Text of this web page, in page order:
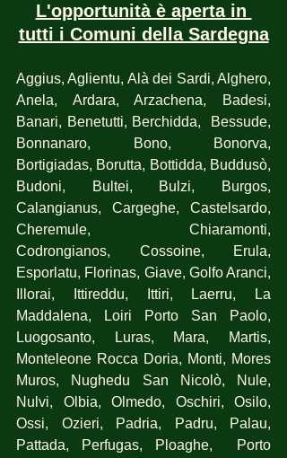
L'opportunità è aperta in
tutti i Comuni della Sardegna
Aggius, Aglientu, Alà dei Sardi, Alghero,
Anela, Ardara, Arzachena, Badesi,
Banari, Benetutti, Berchidda,  Bessude,
Bonnanaro, Bono, Bonorva,
Bortigiadas, Borutta, Bottidda, Buddusò,
Budoni, Bultei, Bulzi, Burgos,
Calangianus, Cargeghe, Castelsardo,
Cheremule, Chiaramonti,
Codrongianos, Cossoine, Erula,
Esporlatu, Florinas, Giave, Golfo Aranci,
Illorai, Ittireddu, Ittiri, Laerru, La
Maddalena, Loiri Porto San Paolo,
Luogosanto, Luras, Mara, Martis,
Monteleone Rocca Doria, Monti, Mores
Muros, Nughedu San Nicolò, Nule,
Nulvi, Olbia, Olmedo, Oschiri, Osilo,
Ossi, Ozieri, Padria, Padru, Palau,
Pattada, Perfugas, Ploaghe,  Porto